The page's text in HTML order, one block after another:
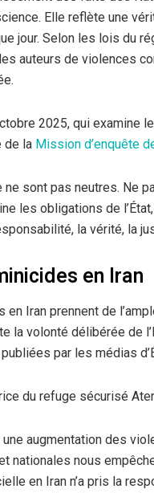
Elle reflète une
jour. Selon les lois du
auteurs de violences
2025, qui examine
de la Mission d’enquête
sont pas neutres. Ne
les obligations de
la vérité, la
en Iran
Iran prennent de
la volonté délibérée de
par les médias
du refuge sécurisé
augmentation des
nous
en Iran n’a pris la